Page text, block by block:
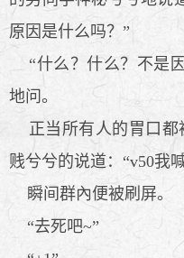
原因是什么吗？”
“什么？什么？不是
地问。
正当所有人的胃口都
贱兮兮的说道：“v50我
瞬间群內便被刷屏。
“去死吧~”